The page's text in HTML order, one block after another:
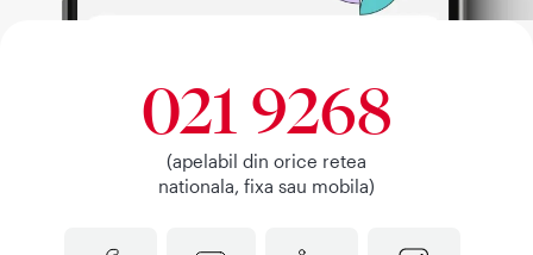
021 9268
(apelabil din orice retea
nationala, fixa sau mobila)